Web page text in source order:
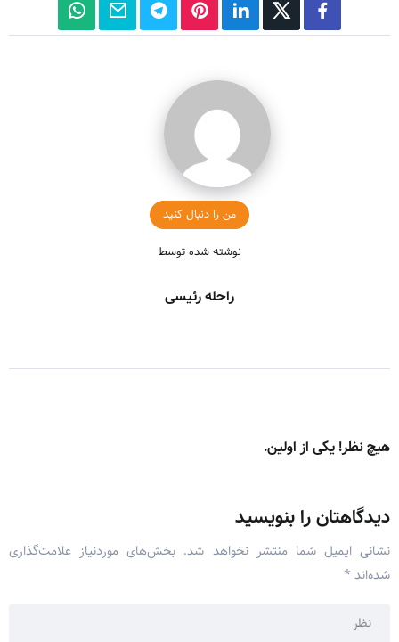
من را دنبال کنید
نوشته شده توسط
راحله رئیسی
هیچ نظر! یکی از اولین.
دیدگاهتان را بنویسید
نشانی ایمیل شما منتشر نخواهد شد. بخش‌های موردنیاز علامت‌گذاری
شده‌اند *